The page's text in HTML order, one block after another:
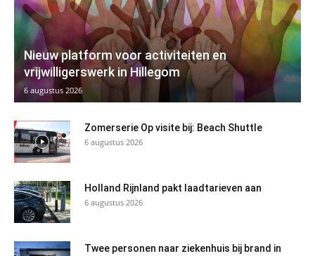
Nieuw platform voor activiteiten en
vrijwilligerswerk in Hillegom
6 augustus 2026
Zomerserie Op visite bij: Beach Shuttle
6 augustus 2026
Holland Rijnland pakt laadtarieven aan
6 augustus 2026
Twee personen naar ziekenhuis bij brand in